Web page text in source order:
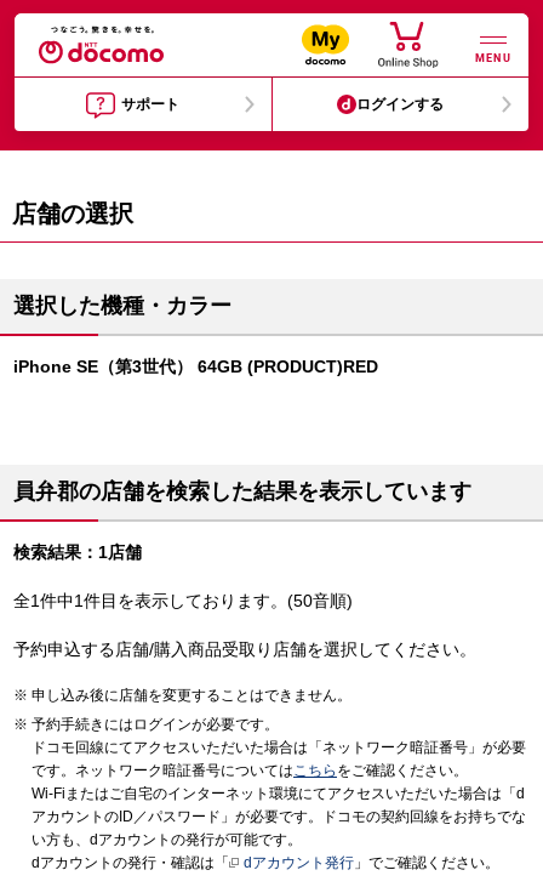
MENU
サポート ログインする
店舗の選択
選択した機種・カラー
iPhone SE（第3世代） 64GB (PRODUCT)RED
員弁郡の店舗を検索した結果を表示しています
検索結果：1店舗
全1件中1件目を表示しております。(50音順)
予約申込する店舗/購入商品受取り店舗を選択してください。
申し込み後に店舗を変更することはできません。
予約手続きにはログインが必要です。
ドコモ回線にてアクセスいただいた場合は「ネットワーク暗証番号」が必要
です。ネットワーク暗証番号についてはこちら をご確認ください。
Wi-Fiまたはご自宅のインターネット環境にてアクセスいただいた場合は「d
アカウントのID／パスワード」が必要です。ドコモの契約回線をお持ちでな
い方も、dアカウントの発行が可能です。
dアカウントの発行・確認は「
dアカウント発行 」でご確認ください。